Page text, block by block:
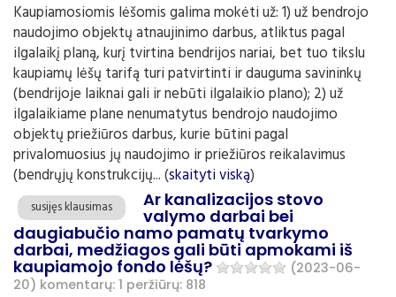
Kaupiamosiomis lėšomis galima mokėti už: 1) už bendrojo
naudojimo objektų atnaujinimo darbus, atliktus pagal
ilgalaikį planą, kurį tvirtina bendrijos nariai, bet tuo tikslu
kaupiamų lėšų tarifą turi patvirtinti ir dauguma savininkų
(bendrijoje laiknai gali ir nebūti ilgalaikio plano); 2) už
ilgalaikiame plane nenumatytus bendrojo naudojimo
objektų priežiūros darbus, kurie būtini pagal
privalomuosius jų naudojimo ir priežiūros reikalavimus
(bendrųjų konstrukcijų... (skaityti viską)
susijęs klausimas Ar kanalizacijos stovo
valymo darbai bei
daugiabučio namo pamatų tvarkymo
darbai, medžiagos gali būti apmokami iš
kaupiamojo fondo lėšų?
(2023-06-
20) komentarų: 1 peržiūrų: 818